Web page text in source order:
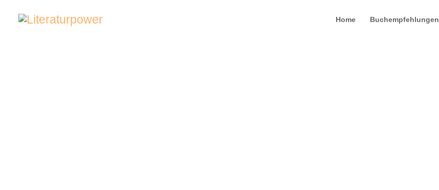
Home Buchempfehlungen